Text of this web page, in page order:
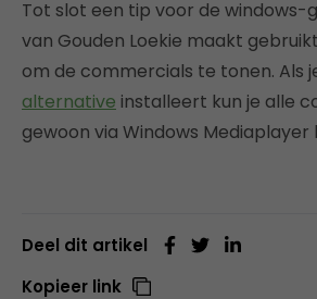
Tot slot een tip voor de windows-
van Gouden Loekie maakt
om de commercials te tonen. Als
alternative installeert kun je alle
gewoon via Windows Mediaplayer
Deel dit artikel
Kopieer link